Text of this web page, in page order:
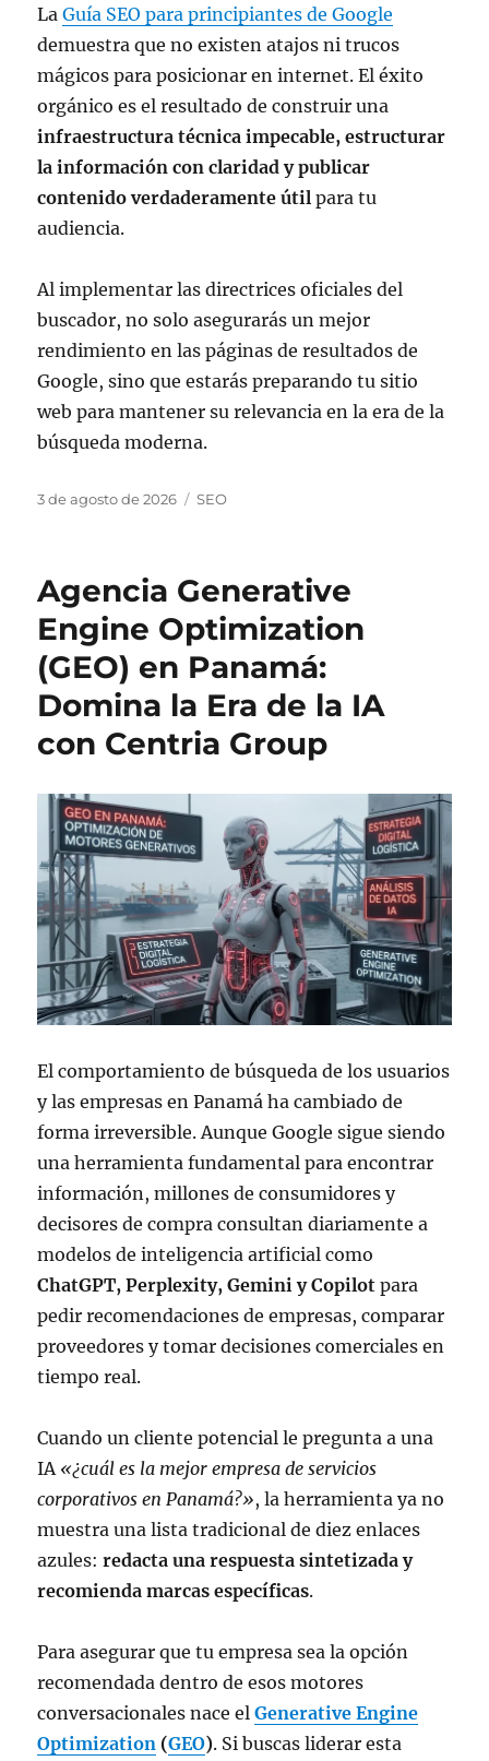
LaGuía SEO para principiantes de Google
demuestra que no existen atajos ni trucos
mágicos para posicionar en internet. El éxito
orgánico es el resultado de construir una
infraestructura técnica impecable, estructurar
la información con claridad y publicar
contenido verdaderamente útil para tu
audiencia.
Al implementar las directrices oficiales del
buscador, no solo asegurarás un mejor
rendimiento en las páginas de resultados de
Google, sino que estarás preparando tu sitio
web para mantener su relevancia en la era de la
búsqueda moderna.
Publicado
3 de agosto de 2026 Categorías
SEO
Agencia Generative
Engine Optimization
(GEO) en Panamá:
Domina la Era de la IA
con Centria Group
El comportamiento de búsqueda de los usuarios
y las empresas en Panamá ha cambiado de
forma irreversible. Aunque Google sigue siendo
una herramienta fundamental para encontrar
información, millones de consumidores y
decisores de compra consultan diariamente a
modelos de inteligencia artificial como
ChatGPT, Perplexity, Gemini y Copilot para
pedir recomendaciones de empresas, comparar
proveedores y tomar decisiones comerciales en
tiempo real.
Cuando un cliente potencial le pregunta a una
IA «¿cuál es la mejor empresa de servicios
corporativos en Panamá?», la herramienta ya no
muestra una lista tradicional de diez enlaces
azules:redacta una respuesta sintetizada y
recomienda marcas específicas.
Para asegurar que tu empresa sea la opción
recomendada dentro de esos motores
conversacionales nace elGenerative Engine
Optimization (GEO). Si buscas liderar esta